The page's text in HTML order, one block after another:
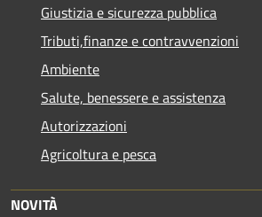
Giustizia e sicurezza pubblica
Tributi,finanze e contravvenzioni
Ambiente
Salute, benessere e assistenza
Autorizzazioni
Agricoltura e pesca
NOVITÀ